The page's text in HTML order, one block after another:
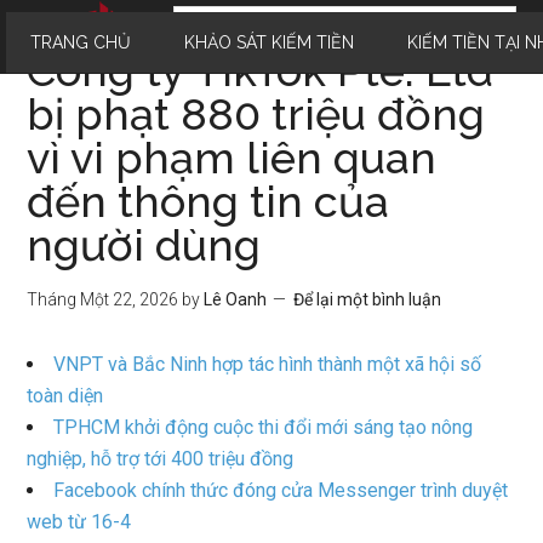
TRANG CHỦ KHẢO SÁT KIẾM TIỀN KIẾM TIỀN TẠI
Công ty TikTok Pte. Ltd
bị phạt 880 triệu đồng
vì vi phạm liên quan
đến thông tin của
người dùng
Tháng Một 22, 2026 by Lê Oanh Để lại một bình luận
VNPT và Bắc Ninh hợp tác hình thành một xã hội số
toàn diện
TPHCM khởi động cuộc thi đổi mới sáng tạo nông
nghiệp, hỗ trợ tới 400 triệu đồng
Facebook chính thức đóng cửa Messenger trình duyệt
web từ 16-4